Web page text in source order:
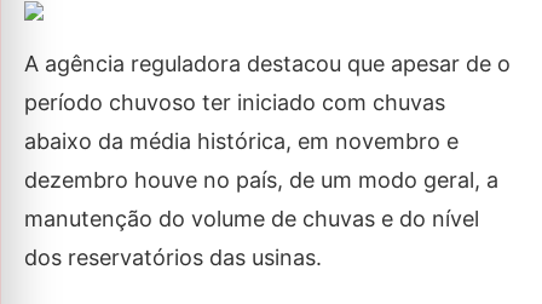
A agência reguladora destacou que apesar de o
período chuvoso ter iniciado com chuvas
abaixo da média histórica, em novembro e
dezembro houve no país, de um modo geral, a
manutenção do volume de chuvas e do nível
dos reservatórios das usinas.